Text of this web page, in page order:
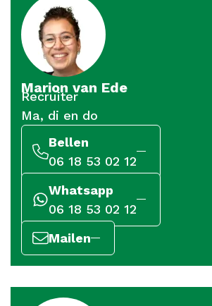
Marion van Ede
Recruiter
Ma, di en do
Bellen
06 18 53 02 12
Whatsapp
06 18 53 02 12
Mailen